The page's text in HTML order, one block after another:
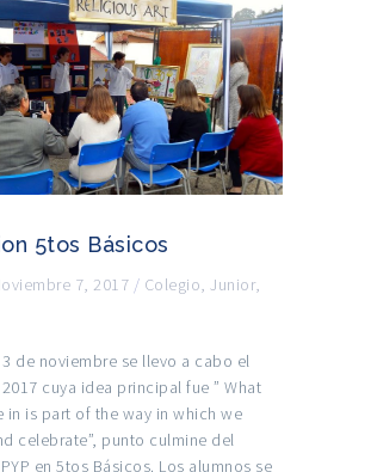
5tos Básicos
7, 2017 / Colegio, Junior,
de noviembre se llevo a cabo el
cuya idea principal fue ” What
in is part of the way in which we
celebrate”, punto culmine del
en 5tos Básicos. Los alumnos se